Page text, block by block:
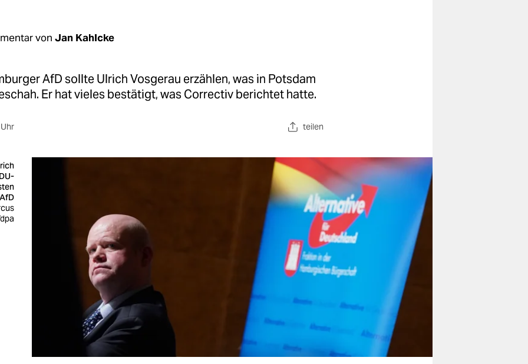
von Jan Kahlcke
AfD sollte Ulrich Vosgerau erzählen, was in Potsdam
Er hat vieles bestätigt, was Correctiv berichtet hatte.
teilen